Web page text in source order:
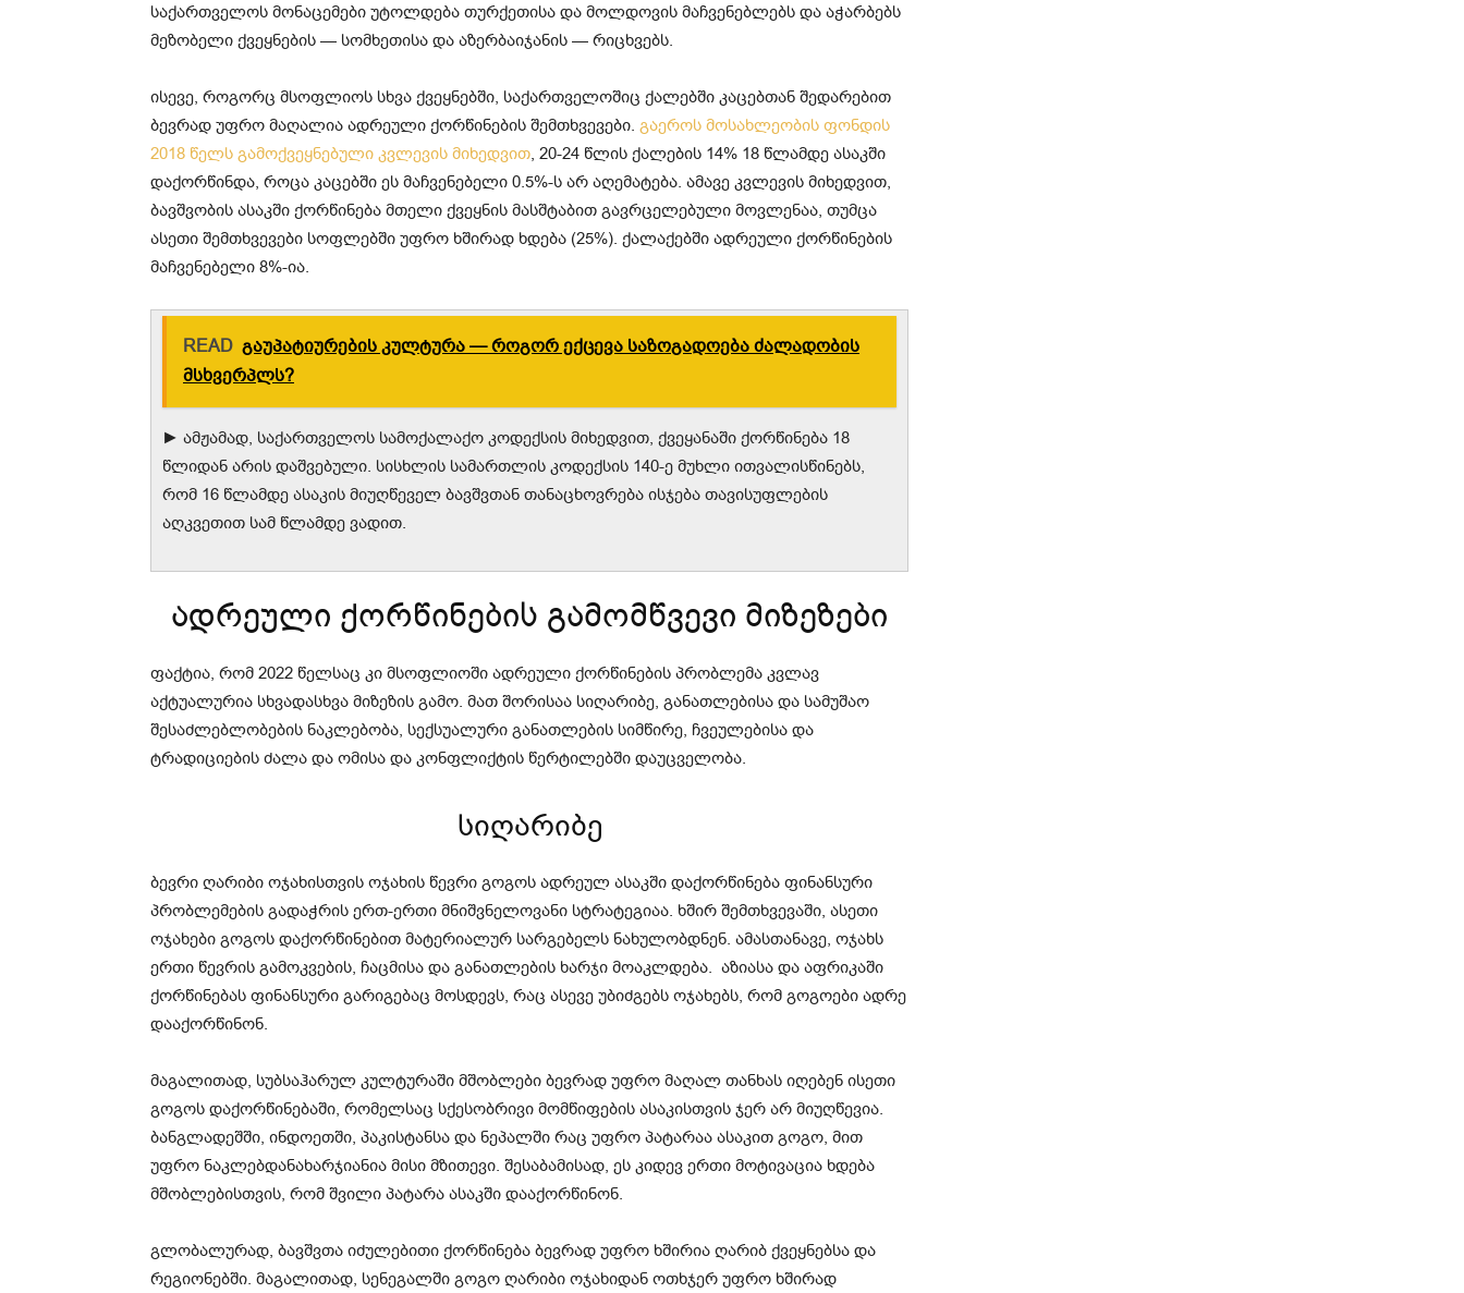
საქართველოს მონაცემები უტოლდება თურქეთისა და მოლდოვის მაჩვენებლებს და აჭარბებს
მეზობელი ქვეყნების — სომხეთისა და აზერბაიჯანის — რიცხვებს.
ისევე, როგორც მსოფლიოს სხვა ქვეყნებში, საქართველოშიც ქალებში კაცებთან შედარებით
ბევრად უფრო მაღალია ადრეული ქორწინების შემთხვევები. გაეროს მოსახლეობის ფონდის
2018 წელს გამოქვეყნებული კვლევის მიხედვით, 20-24 წლის ქალების 14% 18 წლამდე ასაკში
დაქორწინდა, როცა კაცებში ეს მაჩვენებელი 0.5%-ს არ აღემატება. ამავე კვლევის მიხედვით,
ბავშვობის ასაკში ქორწინება მთელი ქვეყნის მასშტაბით გავრცელებული მოვლენაა, თუმცა
ასეთი შემთხვევები სოფლებში უფრო ხშირად ხდება (25%). ქალაქებში ადრეული ქორწინების
მაჩვენებელი 8%-ია.
READ გაუპატიურების კულტურა — როგორ ექცევა საზოგადოება ძალადობის
მსხვერპლს?
► ამჟამად, საქართველოს სამოქალაქო კოდექსის მიხედვით, ქვეყანაში ქორწინება 18
წლიდან არის დაშვებული. სისხლის სამართლის კოდექსის 140-ე მუხლი ითვალისწინებს,
რომ 16 წლამდე ასაკის მიუღწეველ ბავშვთან თანაცხოვრება ისჯება თავისუფლების
აღკვეთით სამ წლამდე ვადით.
ადრეული ქორწინების გამომწვევი მიზეზები
ფაქტია, რომ 2022 წელსაც კი მსოფლიოში ადრეული ქორწინების პრობლემა კვლავ
აქტუალურია სხვადასხვა მიზეზის გამო. მათ შორისაა სიღარიბე, განათლებისა და სამუშაო
შესაძლებლობების ნაკლებობა, სექსუალური განათლების სიმწირე, ჩვეულებისა და
ტრადიციების ძალა და ომისა და კონფლიქტის წერტილებში დაუცველობა.
სიღარიბე
ბევრი ღარიბი ოჯახისთვის ოჯახის წევრი გოგოს ადრეულ ასაკში დაქორწინება ფინანსური
პრობლემების გადაჭრის ერთ-ერთი მნიშვნელოვანი სტრატეგიაა. ხშირ შემთხვევაში, ასეთი
ოჯახები გოგოს დაქორწინებით მატერიალურ სარგებელს ნახულობდნენ. ამასთანავე, ოჯახს
ერთი წევრის გამოკვების, ჩაცმისა და განათლების ხარჯი მოაკლდება. აზიასა და აფრიკაში
ქორწინებას ფინანსური გარიგებაც მოსდევს, რაც ასევე უბიძგებს ოჯახებს, რომ გოგოები ადრე
დააქორწინონ.
მაგალითად, სუბსაჰარულ კულტურაში მშობლები ბევრად უფრო მაღალ თანხას იღებენ ისეთი
გოგოს დაქორწინებაში, რომელსაც სქესობრივი მომწიფების ასაკისთვის ჯერ არ მიუღწევია.
ბანგლადეშში, ინდოეთში, პაკისტანსა და ნეპალში რაც უფრო პატარაა ასაკით გოგო, მით
უფრო ნაკლებდანახარჯიანია მისი მზითევი. შესაბამისად, ეს კიდევ ერთი მოტივაცია ხდება
მშობლებისთვის, რომ შვილი პატარა ასაკში დააქორწინონ.
გლობალურად, ბავშვთა იძულებითი ქორწინება ბევრად უფრო ხშირია ღარიბ ქვეყნებსა და
რეგიონებში. მაგალითად, სენეგალში გოგო ღარიბი ოჯახიდან ოთხჯერ უფრო ხშირად